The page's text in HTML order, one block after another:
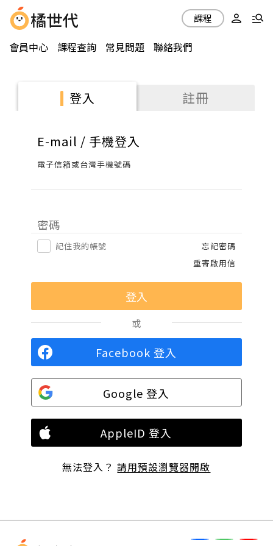
會員中心 課程查詢 常見問題 聯絡我們
課程
登入 註冊
E-mail / 手機登入
電子信箱或台灣手機號碼
密碼
記住我的帳號
忘記密碼
重寄啟用信
或
Facebook 登入
Google 登入
AppleID 登入
無法登入？請用預設瀏覽器開啟